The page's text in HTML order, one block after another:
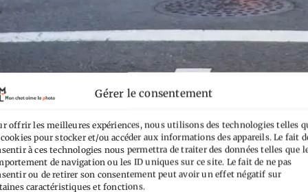
Gérer le consentement
offrir les meilleures expériences, nous utilisons des technologies telles
pour stocker et/ou accéder aux informations des appareils. Le fait
à ces technologies nous permettra de traiter des données telles que
de navigation ou les ID uniques sur ce site. Le fait de ne pas
ou de retirer son consentement peut avoir un effet négatif sur
caractéristiques et fonctions.
Tokyo : fourre-tout et conseils
est temps de publier le traditionnel de fourre-tout de